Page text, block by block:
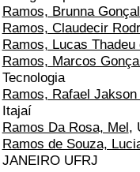
Ramos, Brunna
Ramos, Claudecir
Ramos, Lucas Thadeu
Ramos, Marcos
Tecnologia
Ramos, Rafael Jakson
Itajaí
Ramos Da Rosa, Mel,
Ramos de Souza,
JANEIRO UFRJ